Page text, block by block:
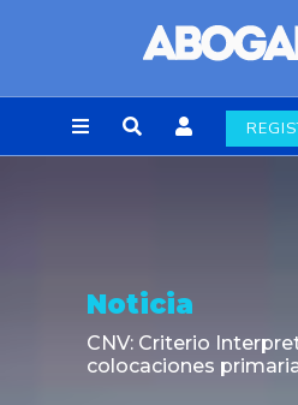
Noticia
CNV: Criterio
colocaciones